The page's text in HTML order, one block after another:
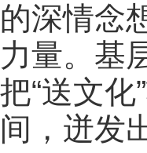
的深情念
力量。基
把“送文
间，迸发